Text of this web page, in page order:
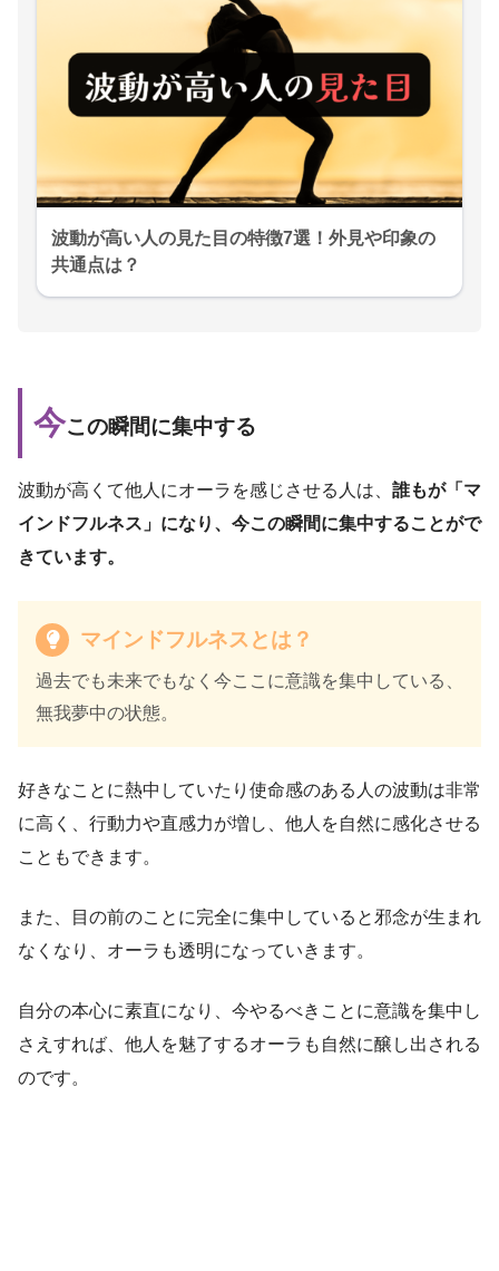
波動が高い人の見た目の特徴7選！外見や印象の
共通点は？
今この瞬間に集中する
波動が高くて他人にオーラを感じさせる人は、 誰もが「マ
インドフルネス」になり、今この瞬間に集中することがで
きています。
マインドフルネスとは？
過去でも未来でもなく今ここに意識を集中している、
無我夢中の状態。
好きなことに熱中していたり使命感のある人の波動は非常
に高く、行動力や直感力が増し、他人を自然に感化させる
こともできます。
また、目の前のことに完全に集中していると邪念が生まれ
なくなり、オーラも透明になっていきます。
自分の本心に素直になり、今やるべきことに意識を集中し
さえすれば、他人を魅了するオーラも自然に醸し出される
のです。